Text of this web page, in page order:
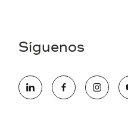
electrónico
oportunidades que se
de trabajo diversa y a
Síguenos